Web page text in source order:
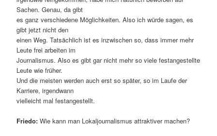
Sachen. Genau, da gibt
es ganz verschiedene Möglichkeiten. Also ich würde sagen, es
gibt jetzt nicht den
einen Weg. Tatsächlich ist es inzwischen so, dass immer mehr
Leute frei arbeiten im
Journalismus. Also es gibt gar nicht mehr so viele festangestellte
Leute wie früher.
Und die meisten werden auch erst so später, so im Laufe der
Karriere, irgendwann
vielleicht mal festangestellt.
Friedo: Wie kann man Lokaljournalismus attraktiver machen?